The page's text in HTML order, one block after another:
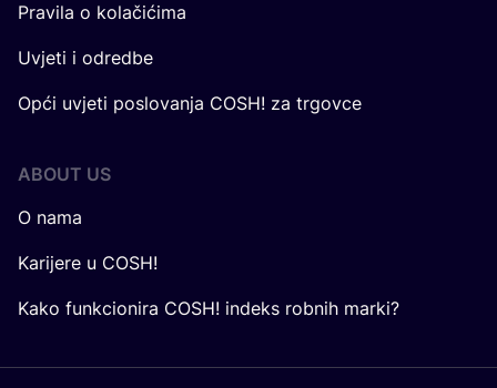
Pravila o kolačićima
Uvjeti i odredbe
Opći uvjeti poslovanja COSH! za trgovce
ABOUT US
O nama
Karijere u COSH!
Kako funkcionira COSH! indeks robnih marki?